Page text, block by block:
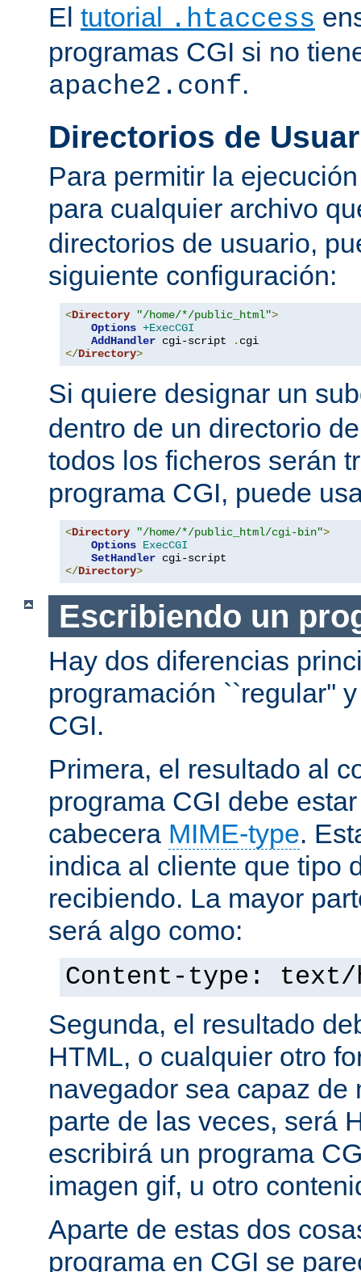
El tutorial .htaccess
programas CGI si no
apache2.conf.
Directorios de
Para permitir la
para cualquier archivo
directorios de usuario,
siguiente configuración:
<Directory "/home/*/public_html">
Options +ExecCGI
AddHandler cgi-script .
</Directory>
Si quiere designar un
dentro de un directorio
todos los ficheros serán
programa CGI, puede
<Directory "/home/*/public_html/cgi-bin">
Options ExecCGI
SetHandler
</Directory>
Escribiendo un
Hay dos diferencias
programación ``regular''
CGI.
Primera, el resultado al
programa CGI debe
cabecera MIME-type.
indica al cliente que tipo
recibiendo. La mayor
será algo como:
Content-type: text/
Segunda, el resultado
HTML, o cualquier otro
navegador sea capaz de
parte de las veces, será
escribirá un programa
imagen gif, u otro
Aparte de estas dos
programa en CGI se